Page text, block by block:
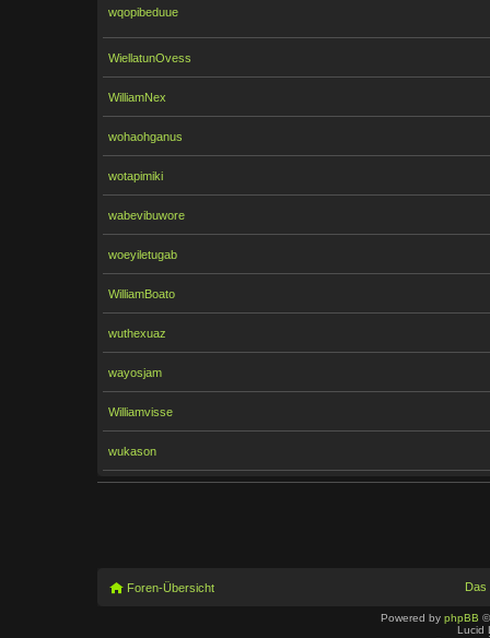
wqopibeduue
WiellatunOvess
WilliamNex
wohaohganus
wotapimiki
wabevibuwore
woeyiletugab
WilliamBoato
wuthexuaz
wayosjam
Williamvisse
wukason
Foren-Übersicht Das
Powered by phpBB
Lucid